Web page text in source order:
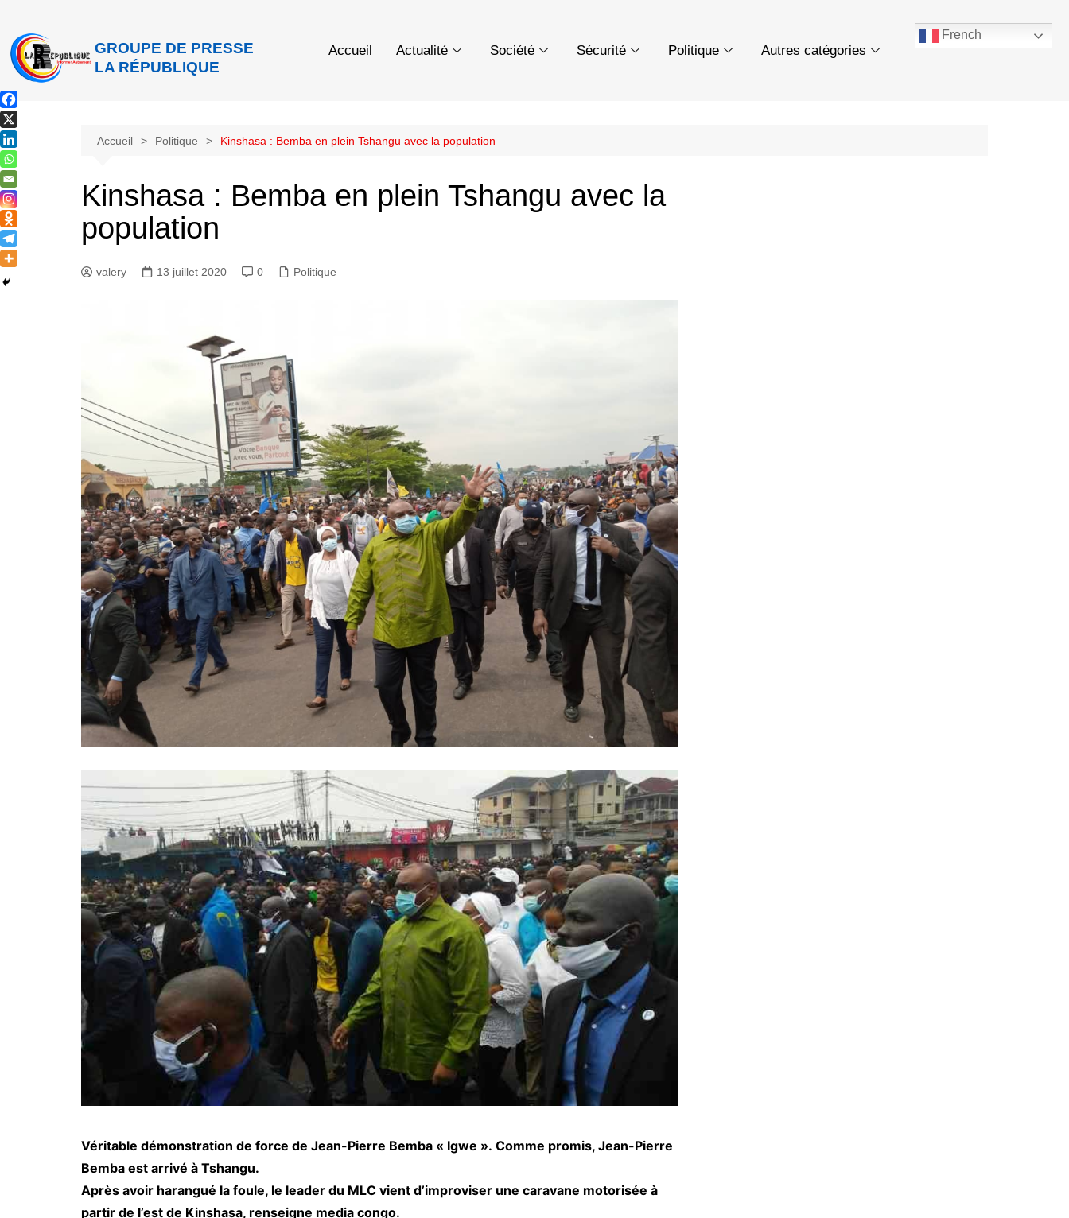
GROUPE DE PRESSE
LA RÉPUBLIQUE
Accueil Actualité Société Sécurité Politique Autres catégories
French
Accueil Politique Kinshasa : Bemba en plein Tshangu avec la population
Kinshasa : Bemba en plein Tshangu avec la
population
valery 13 juillet 2020 0 Politique
Véritable démonstration de force de Jean-Pierre Bemba « Igwe ». Comme promis, Jean-Pierre
Bemba est arrivé à Tshangu.
Après avoir harangué la foule, le leader du MLC vient d’improviser une caravane motorisée à
partir de l’est de Kinshasa, renseigne media congo.